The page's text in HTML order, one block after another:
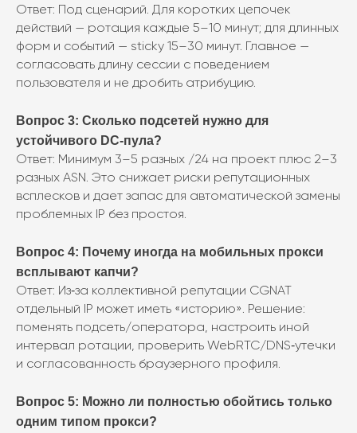
Ответ: Под сценарий. Для коротких цепочек
действий — ротация каждые 5–10 минут; для длинных
форм и событий — sticky 15–30 минут. Главное —
согласовать длину сессии с поведением
пользователя и не дробить атрибуцию.
Вопрос 3: Сколько подсетей нужно для
устойчивого DC‑пула?
Ответ: Минимум 3–5 разных /24 на проект плюс 2–3
разных ASN. Это снижает риски репутационных
всплесков и дает запас для автоматической замены
проблемных IP без простоя.
Вопрос 4: Почему иногда на мобильных прокси
всплывают капчи?
Ответ: Из‑за коллективной репутации CGNAT
отдельный IP может иметь «историю». Решение:
поменять подсеть/оператора, настроить иной
интервал ротации, проверить WebRTC/DNS‑утечки
и согласованность браузерного профиля.
Вопрос 5: Можно ли полностью обойтись только
одним типом прокси?